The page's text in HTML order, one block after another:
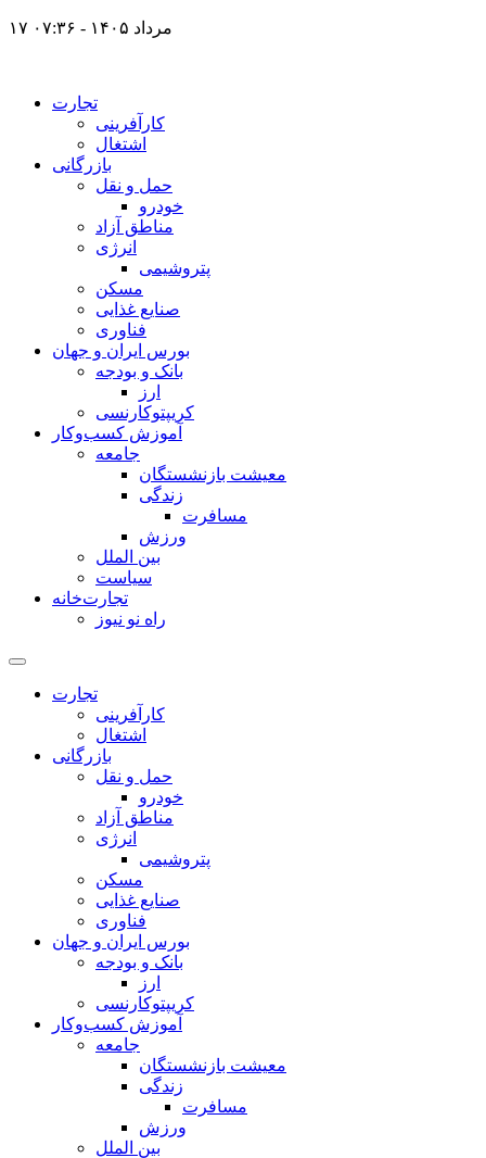
۱۷ مرداد ۱۴۰۵ - ۰۷:۳۶
تجارت
کارآفرینی
اشتغال
بازرگانی
حمل و نقل
خودرو
مناطق آزاد
انرژی
پتروشیمی
مسکن
صنایع غذایی
فناوری
بورس ایران و جهان
بانک و بودجه
ارز
کریپتوکارنسی
آموزش کسب‌وکار
جامعه
معیشت بازنشستگان
زندگی
مسافرت
ورزش
بین الملل
سیاست
تجارت‌خانه
راه نو نیوز
تجارت
کارآفرینی
اشتغال
بازرگانی
حمل و نقل
خودرو
مناطق آزاد
انرژی
پتروشیمی
مسکن
صنایع غذایی
فناوری
بورس ایران و جهان
بانک و بودجه
ارز
کریپتوکارنسی
آموزش کسب‌وکار
جامعه
معیشت بازنشستگان
زندگی
مسافرت
ورزش
بین الملل